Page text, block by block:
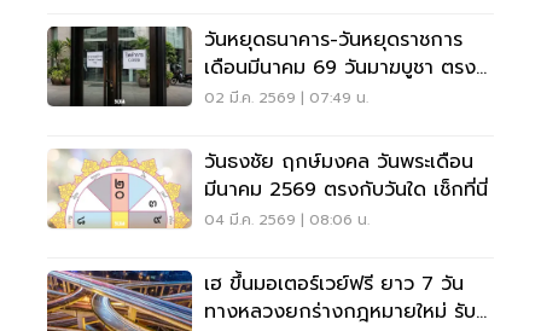
วันหยุดธนาคาร-วันหยุดราชการ
เดือนมีนาคม 69 วันมาฆบูชา ตรง
กับวันใด เช็กเลย
02 มี.ค. 2569 | 07:49 น.
วันธงชัย ฤกษ์มงคล วันพระเดือน
มีนาคม 2569 ตรงกับวันใด เช็กที่นี่
04 มี.ค. 2569 | 08:06 น.
เฮ ขึ้นมอเตอร์เวย์ฟรี ยาว 7 วัน
ทางหลวงยกร่างกฎหมายใหม่ รับ